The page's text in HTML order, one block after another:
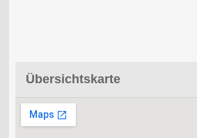
Übersichtskarte